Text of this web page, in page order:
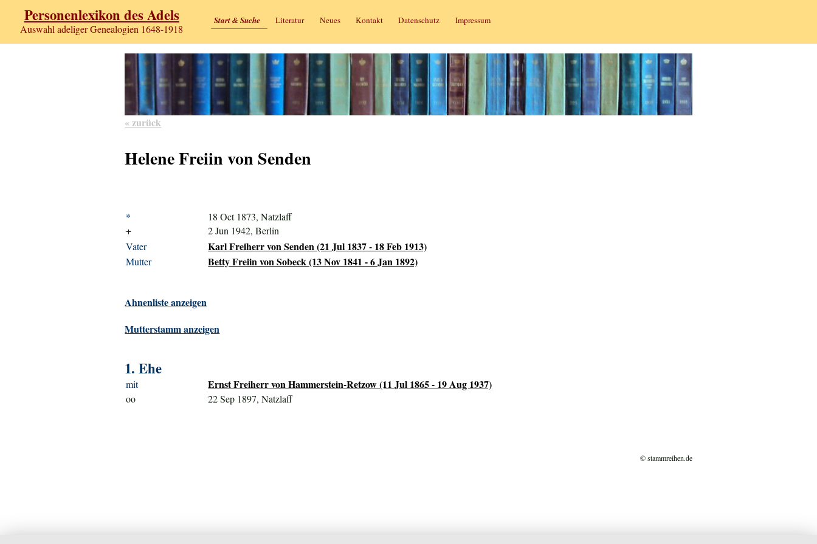
Personenlexikon des Adels
Auswahl adeliger Genealogien 1648-1918
Start & Suche Literatur Neues Kontakt Datenschutz Impressum
« zurück
Helene Freiin von Senden
*
18 Oct 1873, Natzlaff
+
2 Jun 1942, Berlin
Vater
Karl Freiherr von Senden (21 Jul 1837 - 18 Feb 1913)
Mutter Betty Freiin von Sobeck (13 Nov 1841 - 6 Jan 1892)
Ahnenliste anzeigen
Mutterstamm anzeigen
1. Ehe
mit Ernst Freiherr von Hammerstein-Retzow (11 Jul 1865 - 19 Aug 1937)
oo 22 Sep 1897, Natzlaff
© stammreihen.de